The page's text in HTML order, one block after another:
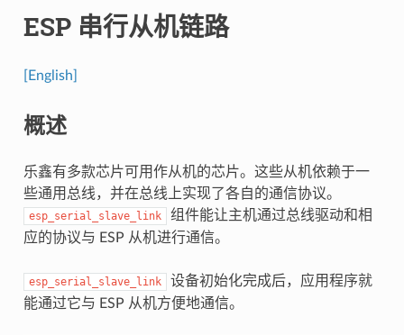
ESP 串行从机链路
[English]
概述
乐鑫有多款芯片可用作从机的芯片。这些从机依赖于一
些通用总线，并在总线上实现了各自的通信协议。
esp_serial_slave_link
组件能让主机通过总线驱动和相
应的协议与 ESP 从机进行通信。
esp_serial_slave_link
设备初始化完成后，应用程序就
能通过它与 ESP 从机方便地通信。